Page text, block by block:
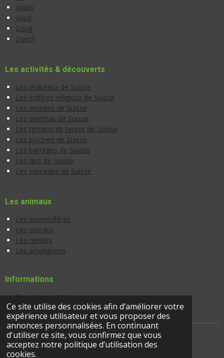
Ce site utilise des cookies afin d’améliorer votre
expérience utilisateur et vous proposer des
annonces personnalisées. En continuant
d'utiliser ce site, vous confirmez que vous
acceptez notre politique d’utilisation des
cookies.
Valais
Vaud
Zoug
Zurich
Les activités & découverts
Les châteaux de Suisse
Les édifices religieux de Suisse
Les musées de Suisse
Les cinémas de Suisse
Les terrains de tennis de Suisse
Les piscines de Suisse
Les barrages de Suisse
Les lacs de Suisse
Les cascades de Suisse
Les animaux
Les mammifères
Les oiseaux
Les reptiles
Les amphibiens
Informations
Page de contact
Banque d'images